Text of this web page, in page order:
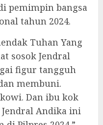
pemimpin bangsa
tahun 2024.
Tuhan Yang
sosok Jendral
figur tangguh
membuni.
Dan ibu kok
Andika ini